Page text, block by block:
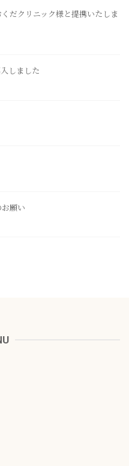
だクリニック様と提携いたしま
しました
願い